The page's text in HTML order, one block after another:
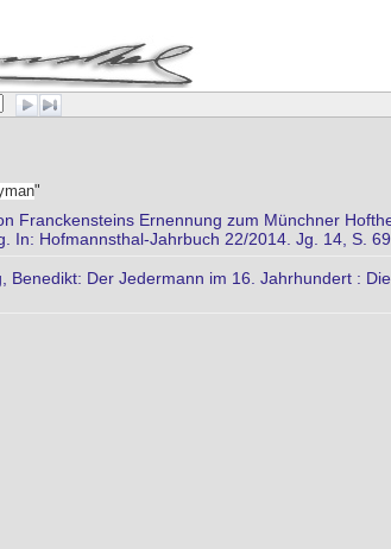
"
Franckensteins Ernennung zum Münchner
In: Hofmannsthal-Jahrbuch 22/2014. Jg. 14, S.
Benedikt: Der Jedermann im 16. Jahrhundert :